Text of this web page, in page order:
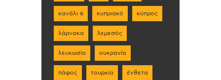
κανάλι 6 κυπριακό κύπρος
λάρνακα λεμεσός
λευκωσία ουκρανία
πάφος τουρκία ένθετα